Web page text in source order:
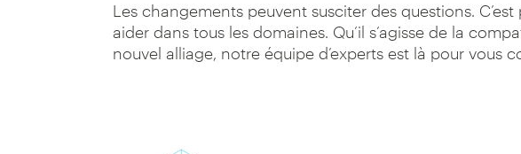
Les changements peuvent susciter des questions.
aider dans tous les domaines. Qu’il s’agisse de la
nouvel alliage, notre équipe d’experts est là pour vous